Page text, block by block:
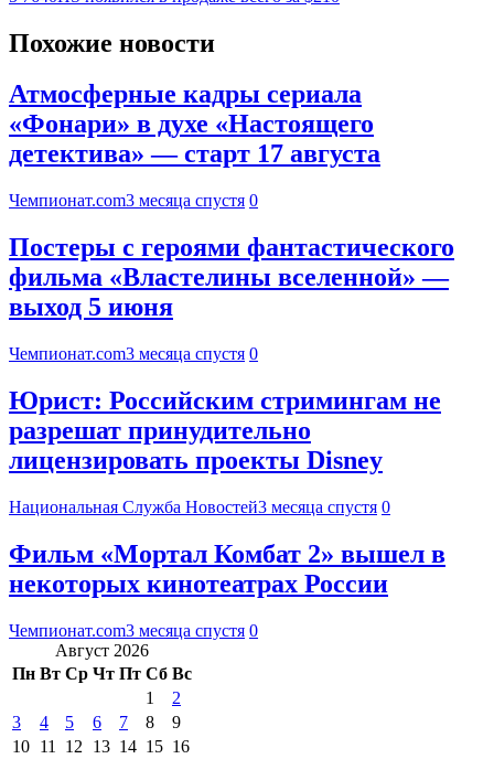
Похожие новости
Атмосферные кадры сериала
«Фонари» в духе «Настоящего
детектива» — старт 17 августа
Чемпионат.com3 месяца спустя 0
Постеры с героями фантастического
фильма «Властелины вселенной» —
выход 5 июня
Чемпионат.com3 месяца спустя 0
Юрист: Российским стримингам не
разрешат принудительно
лицензировать проекты Disney
Национальная Служба Новостей3 месяца спустя 0
Фильм «Мортал Комбат 2» вышел в
некоторых кинотеатрах России
Чемпионат.com3 месяца спустя 0
Август 2026
Пн Вт Ср Чт Пт Сб Вс
1
2
3
4 5 6 7 8
9
10 11 12 13 14 15 16